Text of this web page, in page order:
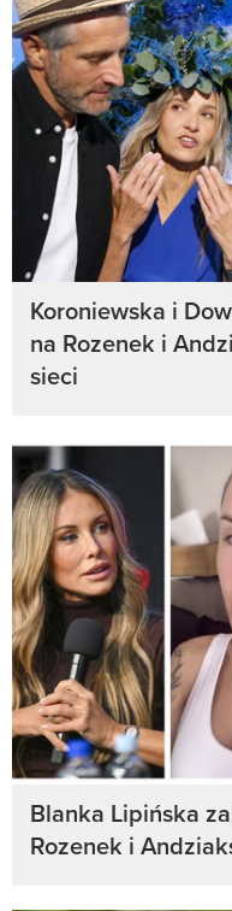
Koroniewska i
na Rozenek i
sieci
Blanka Lipińska
Rozenek i